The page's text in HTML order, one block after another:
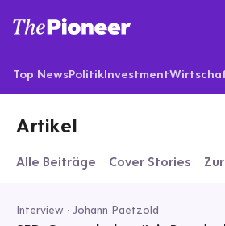
Top NewsPolitikInvestment
Artikel
Alle Beiträge Cover Stories
Interview · Johann Paetzold